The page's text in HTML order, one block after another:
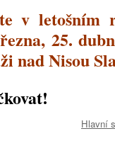
v letošním
25.
nad Nisou
Hlavní